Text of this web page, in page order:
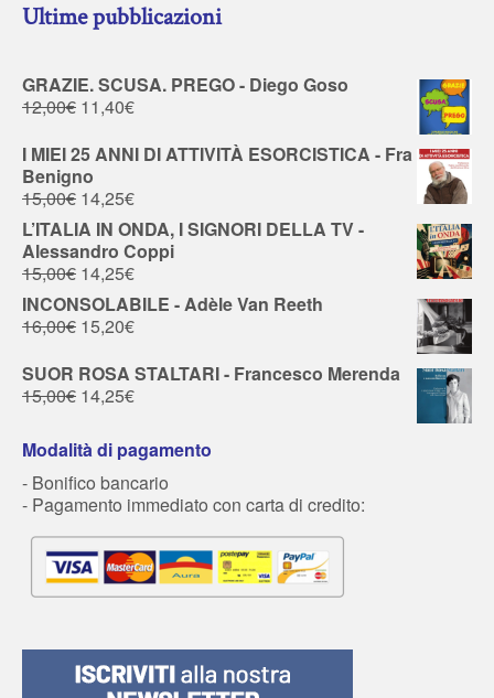
Ultime pubblicazioni
GRAZIE. SCUSA. PREGO - Diego Goso
12,00€ 11,40€
I MIEI 25 ANNI DI ATTIVITÀ ESORCISTICA - Fra
Benigno
15,00€ 14,25€
L’ITALIA IN ONDA, I SIGNORI DELLA TV -
Alessandro Coppi
15,00€ 14,25€
INCONSOLABILE - Adèle Van Reeth
16,00€ 15,20€
SUOR ROSA STALTARI - Francesco Merenda
15,00€ 14,25€
Modalità di pagamento
- Bonifico bancario
- Pagamento immediato con carta di credito: